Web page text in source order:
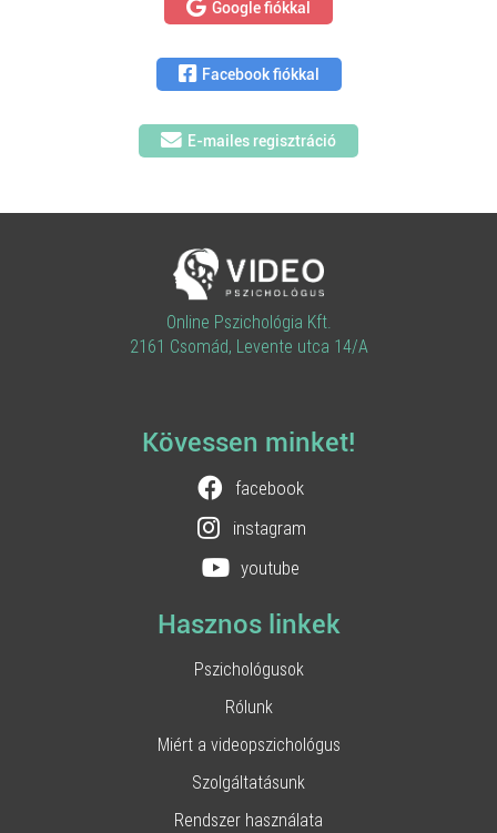
Google fiókkal
Facebook fiókkal
E-mailes regisztráció
Online Pszichológia Kft.
2161 Csomád, Levente utca 14/A
Kövessen minket!
facebook
instagram
youtube
Hasznos linkek
Pszichológusok
Rólunk
Miért a videopszichológus
Szolgáltatásunk
Rendszer használata